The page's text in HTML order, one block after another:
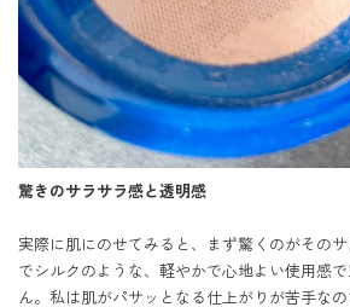
驚きのサラサラ感と透明感
実際に肌にのせてみると、まず驚くのがその
でシルクのような、軽やかで心地よい使用感
ん。私は肌がパサッとなる仕上がりが苦手な